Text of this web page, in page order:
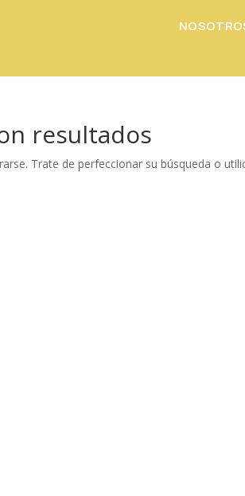
resultados
Trate de perfeccionar su búsqueda o